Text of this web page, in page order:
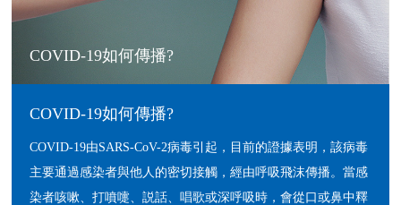
COVID-19如何傳播?
COVID-19如何傳播?
COVID-19由SARS-CoV-2病毒引起，目前的證據表明，該病毒
主要通過感染者與他人的密切接觸，經由呼吸飛沫傳播。當感
染者咳嗽、打噴嚏、説話、唱歌或深呼吸時，會從口或鼻中釋